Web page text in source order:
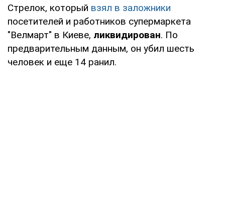
Стрелок, который взял в заложники
посетителей и работников супермаркета
"Велмарт" в Киеве, ликвидирован. По
предварительным данным, он убил шесть
человек и еще 14 ранил.